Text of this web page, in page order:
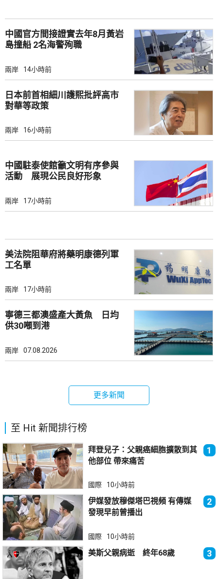
中國官方間接證實去年8月黃岩
島撞船 2名海警殉職
兩岸 14小時前
日本前首相細川護熙批評高市
對華等政策
兩岸 16小時前
中國駐泰使館籲文明有序參與
活動 展現公民良好形象
兩岸 17小時前
美法院阻華府將藥明康德列軍
工名單
兩岸 17小時前
寧德三都澳盛產大黃魚 日均
供30噸到港
兩岸 07.08.2026
更多新聞
至 Hit 新聞排行榜
拜登兒子：父親癌細胞擴散到其
他部位 帶來痛苦
1
國際 10小時前
伊媒發放穆傑塔巴視頻 有傳媒
發現早前曾播出
2
國際 10小時前
美斯父親病逝 終年68歲 3